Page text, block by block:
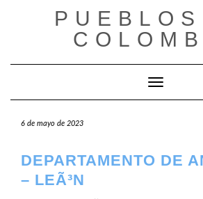
Cambiar
6 de mayo de 2023
DEPARTAMENTO DE
– LEÃ³N